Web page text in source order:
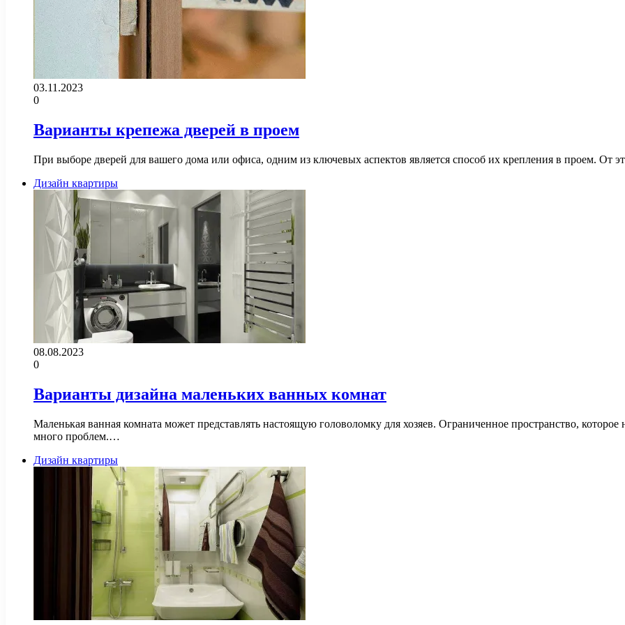
03.11.2023
0
Варианты крепежа дверей в проем
При выборе дверей для вашего дома или офиса, одним из ключевых аспектов является способ их крепления в проем. От
Дизайн квартиры
08.08.2023
0
Варианты дизайна маленьких ванных комнат
Маленькая ванная комната может представлять настоящую головоломку для хозяев. Ограниченное пространство,
много проблем.…
Дизайн квартиры